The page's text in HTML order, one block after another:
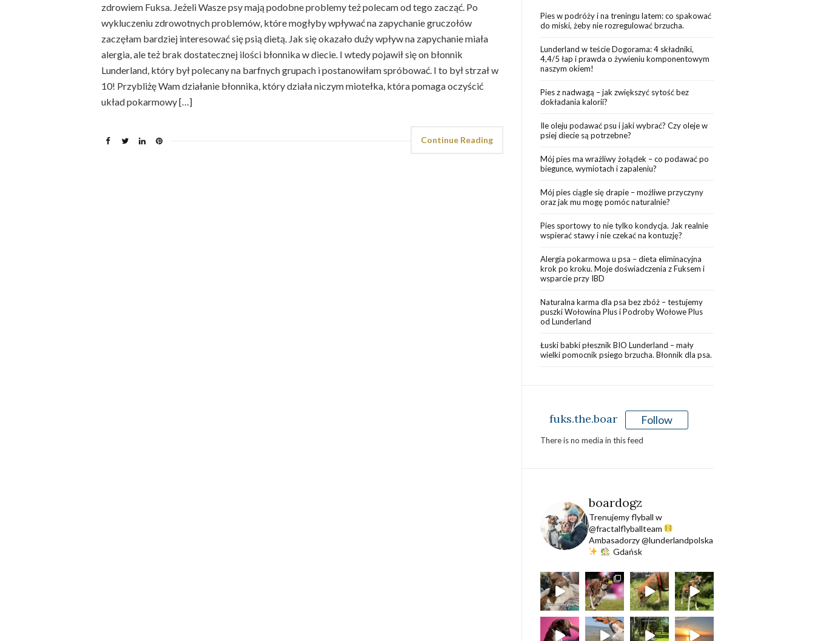
zdrowiem Fuksa. Jeżeli Wasze psy mają podobne problemy też polecam od tego zacząć. Po
wykluczeniu zdrowotnych problemów, które mogłyby wpływać na zapychanie gruczołów
zaczęłam bardziej interesować się psią dietą. Jak się okazało duży wpływ na zapychanie miała
alergia, ale też brak dostatecznej ilości błonnika w diecie. I wtedy pojawił się on błonnik
Lunderland, który był polecany na barfnych grupach i postanowiłam spróbować. I to był strzał w
10! Przybliżę Wam działanie błonnika, który działa niczym miotełka, która pomaga oczyścić
układ pokarmowy […]
Continue Reading
Pies w podróży i na treningu latem: co spakować
do miski, żeby nie rozregulować brzucha.
Lunderland w teście Dogorama: 4 składniki,
4,4/5 łap i prawda o żywieniu komponentowym
naszym okiem!
Pies z nadwagą – jak zwiększyć sytość bez
dokładania kalorii?
Ile oleju podawać psu i jaki wybrać? Czy oleje w
psiej diecie są potrzebne?
Mój pies ma wrażliwy żołądek – co podawać po
biegunce, wymiotach i zapaleniu?
Mój pies ciągle się drapie – możliwe przyczyny
oraz jak mu mogę pomóc naturalnie?
Pies sportowy to nie tylko kondycja. Jak realnie
wspierać stawy i nie czekać na kontuzję?
Alergia pokarmowa u psa – dieta eliminacyjna
krok po kroku. Moje doświadczenia z Fuksem i
wsparcie przy IBD
Naturalna karma dla psa bez zbóż – testujemy
puszki Wołowina Plus i Podroby Wołowe Plus
od Lunderland
Łuski babki płesznik BIO Lunderland – mały
wielki pomocnik psiego brzucha. Błonnik dla psa.
fuks.the.boar Follow
There is no media in this feed
boardogz
Trenujemy flyball w
@fractalflyballteam
Ambasadorzy @lunderlandpolska
Gdańsk